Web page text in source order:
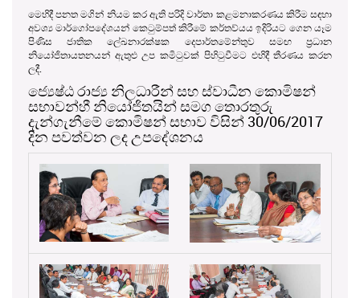
මෙහිදී පනත මගින් නියම කර ඇති පරිදි වාර්තා කළමනාකරණය කිරීම සඳහා
අවශ්‍ය මාර්ගෝපදේශයන් කෙටුම්පත් කිරීමේ කර්තව්යය ඉදිරියට ගෙන යෑම
පිණිස ජාතික ලේඛනාරක්ෂක දෙපාර්තමේන්තුව සමඟ ප්‍රධාන
නියෝජිතායතනයන් ඇතුළු උප කමිටුවක් පිහිටුවීමට එහිදී තීරණය කරන
ලදී.
ජ්‍යෙෂ්ඨ රාජ්‍ය නිලධාරීන් සහ ස්වාධීන කොමිෂන්
සභාවන්හී නියෝජිතයින් සමග තොරතුරු
දැන්ගැනීමේ කොමිෂන් සභාව විසින් 30/06/2017
දින පවත්වන ලද උපදේශනය